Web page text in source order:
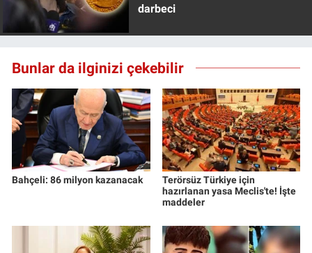
darbeci
Bunlar da ilginizi çekebilir
Bahçeli: 86 milyon kazanacak
Terörsüz Türkiye için
hazırlanan yasa Meclis'te! İşte
maddeler